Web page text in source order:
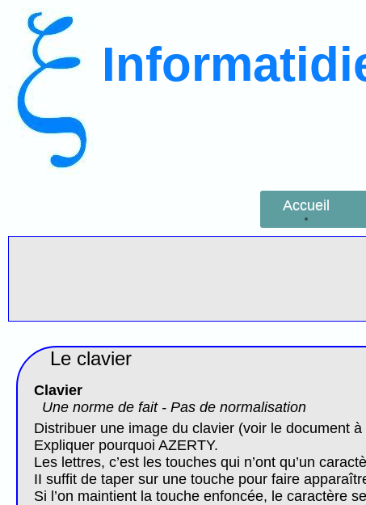
Accueil
Le clavier
Clavier
Une norme de fait - Pas de normalisation
Distribuer une image du clavier (voir le document à
Expliquer pourquoi AZERTY.
Les lettres, c’est les touches qui n’ont qu’un
II suffit de taper sur une touche pour faire
Si l’on maintient la touche enfoncée, le caractère